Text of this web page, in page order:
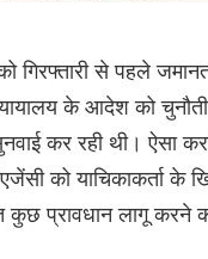
को गिरफ्तारी से पहले
के आदेश को
कर रही थी। ऐसा
को याचिकाकर्ता के
प्रावधान लागू करने